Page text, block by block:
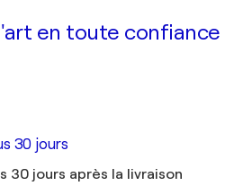
en toute confiance
30 jours
30 jours après la livraison